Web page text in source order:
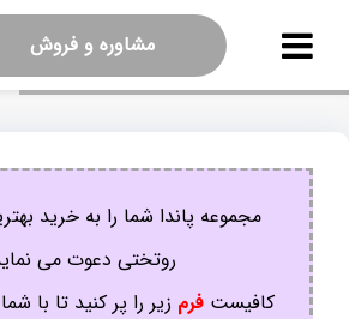
مشاوره و فروش
مجموعه پاندا شما را به خرید
روتختی دعوت می
کافیستفرم زیر را پر کنید تا با